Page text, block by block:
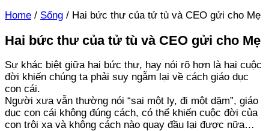
Home / Sống / Hai bức thư của tử tù và CEO gửi cho Mẹ
Hai bức thư của tử tù và CEO gửi cho Mẹ
Sự khác biệt giữa hai bức thư, hay nói rõ hơn là hai cuộc
đời khiến chúng ta phải suy ngẫm lại về cách giáo dục
con cái.
Người xưa vẫn thường nói “sai một ly, đi một dặm”, giáo
dục con cái không đúng cách, có thể khiến cuộc đời của
con trôi xa và không cách nào quay đầu lại được nữa…